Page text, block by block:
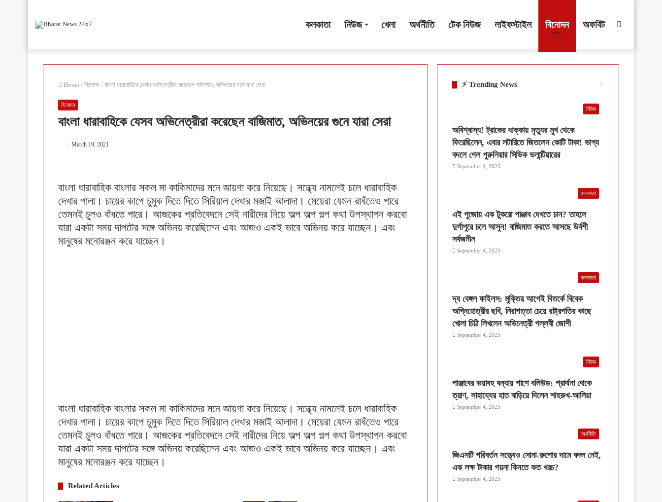
কলকাতা নিউজ খেলা অর্থনীতি টেক নিউজ লাইফস্টাইল বিনোদন অফবিট
Home / বিনোদন / বাংলা ধারাবাহিকে যেসব অভিনেত্রীরা করেছেন বাজিমাত, অভিনয়ের গুনে যারা সেরা
বিনোদন
বাংলা ধারাবাহিকে যেসব অভিনেত্রীরা করেছেন বাজিমাত, অভিনয়ের গুনে যারা সেরা
March 19, 2021
বাংলা ধারাবাহিক বাংলার সকল মা কাকিমাদের মনে জায়গা করে নিয়েছে। সন্ধ্যে নামলেই চলে ধারাবাহিক
দেখার পালা। চায়ের কাপে চুমুক দিতে দিতে সিরিয়াল দেখার মজাই আলাদা। মেয়েরা যেমন রাধঁতেও পারে
তেমনই চুলও বাঁধতে পারে। আজকের প্রতিবেদনে সেই নারীদের নিয়ে অল্প অল্প গল্প কথা উপস্থাপন করবো
যারা একটা সময় দাপটের সঙ্গে অভিনয় করেছিলেন এবং আজও একই ভাবে অভিনয় করে যাচ্ছেন। এবং
মানুষের মনোরঞ্জন করে যাচ্ছেন।
বাংলা ধারাবাহিক বাংলার সকল মা কাকিমাদের মনে জায়গা করে নিয়েছে। সন্ধ্যে নামলেই চলে ধারাবাহিক
দেখার পালা। চায়ের কাপে চুমুক দিতে দিতে সিরিয়াল দেখার মজাই আলাদা। মেয়েরা যেমন রাধঁতেও পারে
তেমনই চুলও বাঁধতে পারে। আজকের প্রতিবেদনে সেই নারীদের নিয়ে অল্প অল্প গল্প কথা উপস্থাপন করবো
যারা একটা সময় দাপটের সঙ্গে অভিনয় করেছিলেন এবং আজও একই ভাবে অভিনয় করে যাচ্ছেন। এবং
মানুষের মনোরঞ্জন করে যাচ্ছেন।
Related Articles
⚡ Trending News
নিউজ
অবিশ্বাস্য! ট্রাকের ধাক্কায় মৃত্যুর মুখ থেকে
ফিরেছিলেন, এবার লটারিতে জিতলেন কোটি টাকা! ভাগ্য
বদলে গেল পুরুলিয়ার সিভিক ভলান্টিয়ারের
September 4, 2025
কলকাতা
এই পুজোয় এক টুকরো পাঞ্জাব দেখতে চান? তাহলে
দুর্গাপুরে চলে আসুন! বাজিমাত করতে আসছে উর্বশী
সর্বজনীন
September 4, 2025
কলকাতা
দ্য বেঙ্গল ফাইলস: মুক্তির আগেই বিতর্কে বিবেক
অগ্নিহোত্রীর ছবি, নিরাপত্তা চেয়ে রাষ্ট্রপতির কাছে
খোলা চিঠি লিখলেন অভিনেত্রী পল্লবী জোশী
September 4, 2025
নিউজ
পাঞ্জাবের ভয়াবহ বন্যায় পাশে বলিউড: প্রার্থনা থেকে
ত্রাণ, সাহায্যের হাত বাড়িয়ে দিলেন শাহরুখ-আলিয়া
September 4, 2025
অর্থনীতি
জিএসটি পরিবর্তন সত্ত্বেও সোনা-রুপোর দামে বদল নেই,
এক লক্ষ টাকার গয়না কিনতে কত খরচ?
September 4, 2025